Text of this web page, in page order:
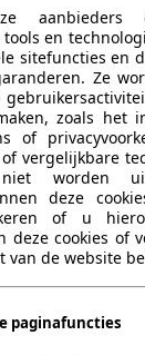
5
5
-
-
800 kg
-
169 g/km
9.7 l/100km
Euro 5
aanbieders
en
sitefuncties en
Ze
zoals het
of
vergelijkbare
worden
deze
of u
deze cookies of
van de website
paginafuncties